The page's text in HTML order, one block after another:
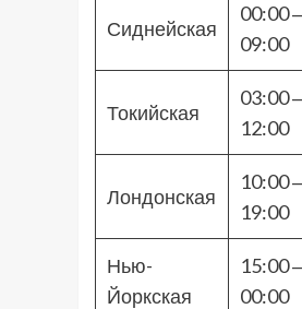
Сиднейская
00:00
09:00
Токийская
03:00
12:00
Лондонская
10:00
19:00
Нью-
Йоркская
15:00
00:00